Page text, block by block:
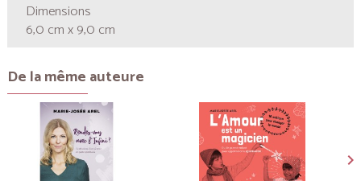
Dimensions
6,0 cm x 9,0 cm
De la même auteure